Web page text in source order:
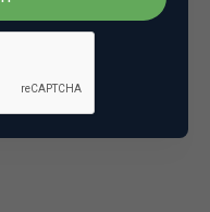
muziek om te
(caption)